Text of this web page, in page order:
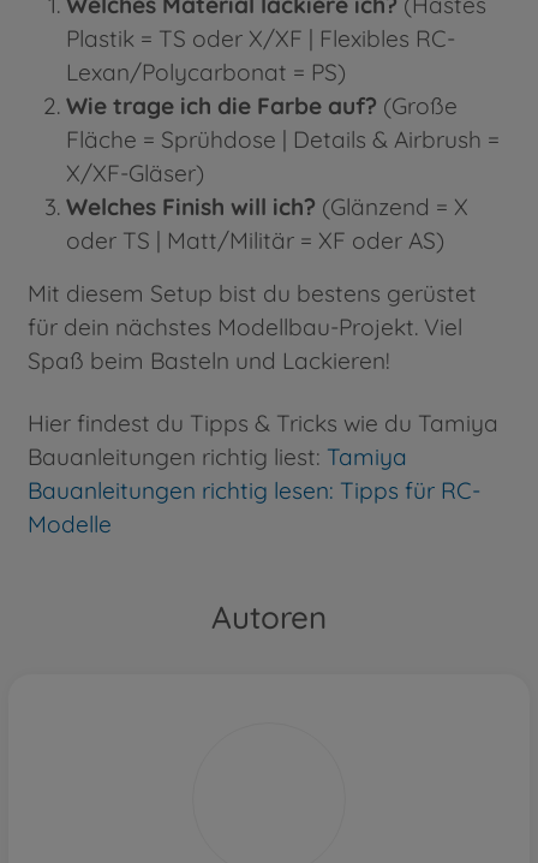
Plastik = TS oder X/XF | Flexibles RC-
Lexan/Polycarbonat = PS)
Wie trage ich die Farbe auf? (Große
Fläche = Sprühdose | Details & Airbrush =
X/XF-Gläser)
Welches Finish will ich? (Glänzend = X
oder TS | Matt/Militär = XF oder AS)
Mit diesem Setup bist du bestens gerüstet
für dein nächstes Modellbau-Projekt. Viel
Spaß beim Basteln und Lackieren!
Hier findest du Tipps & Tricks wie du Tamiya
Bauanleitungen richtig liest: Tamiya
Bauanleitungen richtig lesen: Tipps für RC-
Modelle
Autoren